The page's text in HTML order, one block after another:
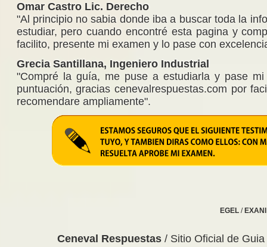
Omar Castro Lic. Derecho
"Al principio no sabia donde iba a buscar toda la
estudiar, pero cuando encontré esta pagina y
facilito, presente mi examen y lo pase con
Grecia Santillana, Ingeniero Industrial
"Compré la guía, me puse a estudiarla y pase
puntuación, gracias cenevalrespuestas.com por
recomendare ampliamente".
EGEL/ EXANI
Ceneval Respuestas/ Sitio Oficial de